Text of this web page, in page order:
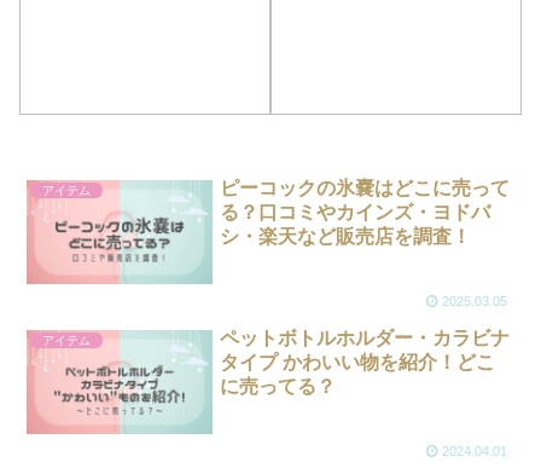
アイテム
ピーコックの氷嚢はどこに売って
る？口コミやカインズ・ヨドバ
シ・楽天など販売店を調査！
2025.03.05
アイテム
ペットボトルホルダー・カラビナ
タイプ かわいい物を紹介！どこ
に売ってる？
2024.04.01